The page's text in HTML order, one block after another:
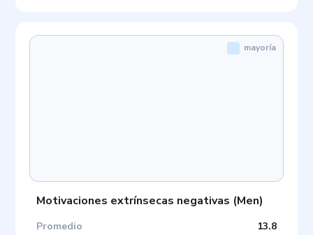
Motivaciones extrínsecas negativas (Men)
Promedio 13.8
mayoría